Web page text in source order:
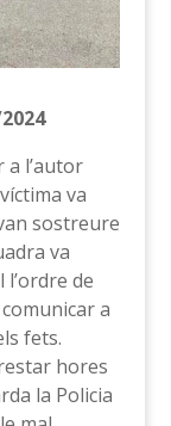
a l’autor
va
sostreure
va
de
a
fets.
hores
la Policia